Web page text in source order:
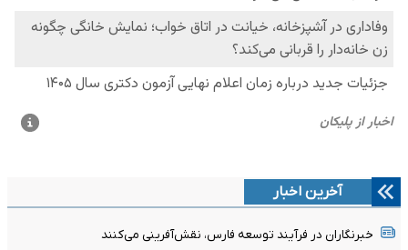
آخرین اخبار
خبرنگاران در فرآیند توسعه فارس، نقش‌آفرینی می‌کنند